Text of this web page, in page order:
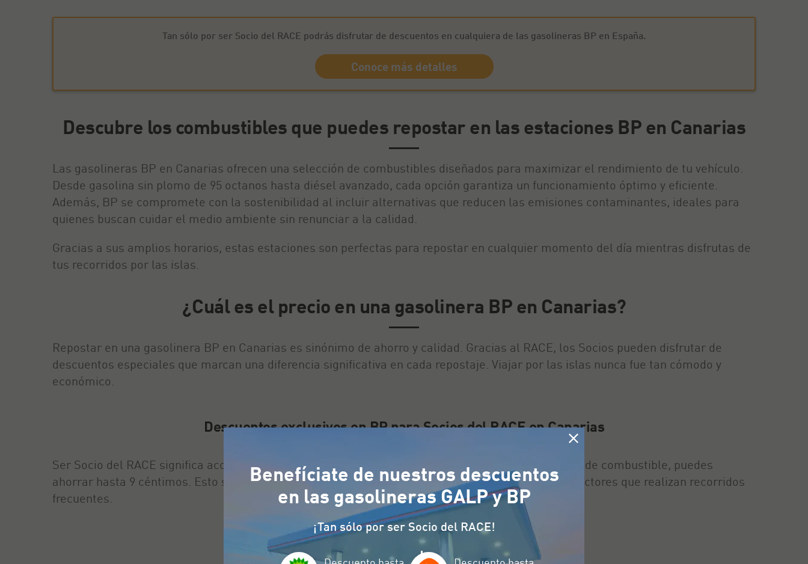
Tan sólo por ser Socio del RACE podrás disfrutar de descuentos en cualquiera de las gasolineras BP en España.
Conoce más detalles
Descubre los combustibles que puedes repostar en las estaciones BP en Canarias
Las gasolineras BP en Canarias ofrecen una selección de combustibles diseñados para maximizar el rendimiento de tu vehículo.
Desde gasolina sin plomo de 95 octanos hasta diésel avanzado, cada opción garantiza un funcionamiento óptimo y eficiente.
Además, BP se compromete con la sostenibilidad al incluir alternativas que reducen las emisiones contaminantes, ideales para
quienes buscan cuidar el medio ambiente sin renunciar a la calidad.
Gracias a sus amplios horarios, estas estaciones son perfectas para repostar en cualquier momento del día mientras disfrutas de
tus recorridos por las islas.
¿Cuál es el precio en una gasolinera BP en Canarias?
Repostar en una gasolinera BP en Canarias es sinónimo de ahorro y calidad. Gracias al RACE, los Socios pueden disfrutar de
descuentos especiales que marcan una diferencia significativa en cada repostaje. Viajar por las islas nunca fue tan cómodo y
económico.
Descuentos exclusivos en BP para Socios del RACE en Canarias
Ser Socio del RACE significa acceder a descuentos directos en cada repostaje en BP. Por cada litro de combustible, puedes
ahorrar hasta 9 céntimos. Esto se traduce en un beneficio considerable, especialmente para conductores que realizan recorridos
frecuentes.
Benefíciate de nuestros descuentos
en las gasolineras GALP y BP
¡Tan sólo por ser Socio del RACE!